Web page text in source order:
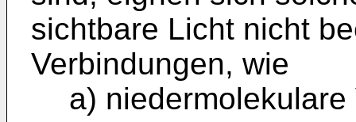
sichtbare Licht nicht
Verbindungen, wie
a)